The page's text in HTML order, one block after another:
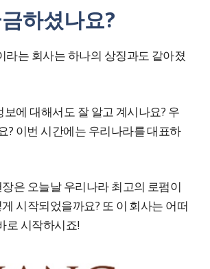
하셨나요?
는 회사는 하나의 상징과도 같아졌
에 대해서도 잘 알고 계시나요? 우
? 이번 시간에는 우리나라를 대표하
은 오늘날 우리나라 최고의 로펌이
시작되었을까요? 또 이 회사는 어떠
로 시작하시죠!